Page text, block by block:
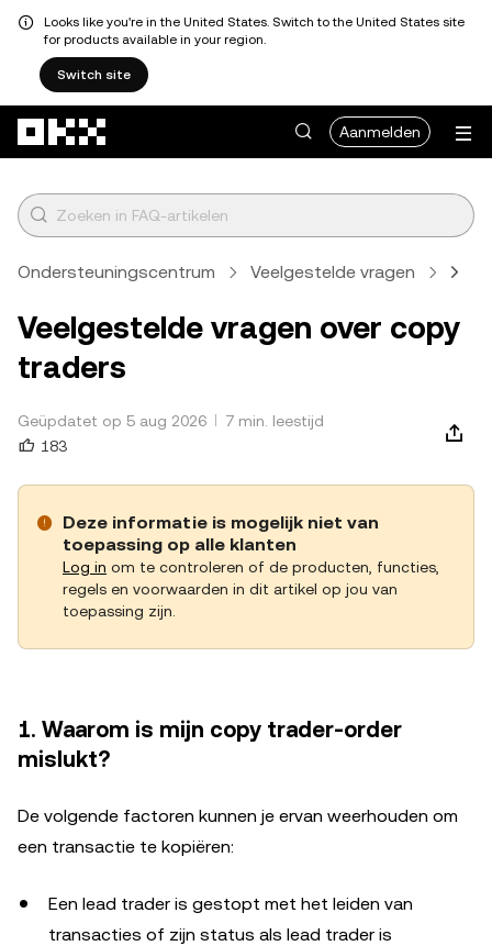
Looks like you're in the United States. Switch to the United States site
for products available in your region.
Switch site
Aanmelden
Ondersteuningscentrum Veelgestelde vragen
Veelgestelde vragen over copy
traders
Geüpdatet op 5 aug 2026
7 min. leestijd
183
Deze informatie is mogelijk niet van
toepassing op alle klanten
Log in om te controleren of de producten, functies,
regels en voorwaarden in dit artikel op jou van
toepassing zijn.
1. Waarom is mijn copy trader-order
mislukt?
De volgende factoren kunnen je ervan weerhouden om
een transactie te kopiëren:
Een lead trader is gestopt met het leiden van
transacties of zijn status als lead trader is